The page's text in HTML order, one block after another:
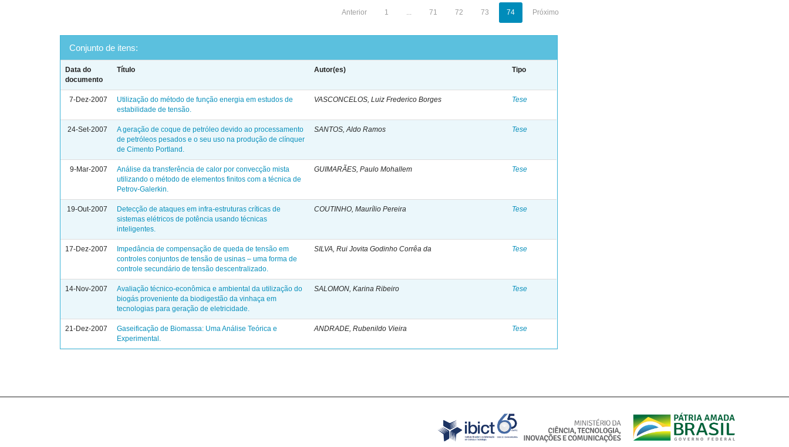
Anterior 1 ... 71 72 73 74 Próximo
Conjunto de itens:
Data do
documento
Título Autor(es) Tipo
7-Dez-2007
Utilização do método de função energia em estudos de
estabilidade de tensão.
VASCONCELOS, Luiz Frederico Borges Tese
24-Set-2007
A geração de coque de petróleo devido ao processamento
de petróleos pesados e o seu uso na produção de clínquer
de Cimento Portland.
SANTOS, Aldo Ramos Tese
9-Mar-2007
Análise da transferência de calor por convecção mista
utilizando o método de elementos finitos com a técnica de
Petrov-Galerkin.
GUIMARÃES, Paulo Mohallem Tese
19-Out-2007
Detecção de ataques em infra-estruturas críticas de
sistemas elétricos de potência usando técnicas
inteligentes.
COUTINHO, Maurílio Pereira Tese
17-Dez-2007
Impedância de compensação de queda de tensão em
controles conjuntos de tensão de usinas – uma forma de
controle secundário de tensão descentralizado.
SILVA, Rui Jovita Godinho Corrêa da Tese
14-Nov-2007
Avaliação técnico-econômica e ambiental da utilização do
biogás proveniente da biodigestão da vinhaça em
tecnologias para geração de eletricidade.
SALOMON, Karina Ribeiro Tese
21-Dez-2007
Gaseificação de Biomassa: Uma Análise Teórica e
Experimental.
ANDRADE, Rubenildo Vieira Tese